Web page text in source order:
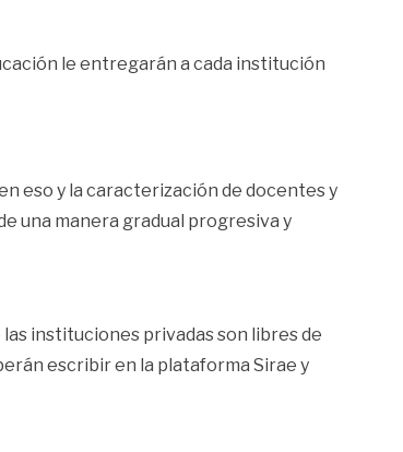
le entregarán a cada institución
eso y la caracterización de docentes y
una manera gradual progresiva y
instituciones privadas son libres de
escribir en la plataforma Sirae y